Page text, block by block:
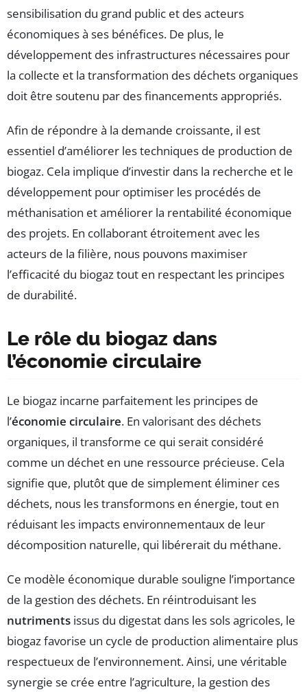
sensibilisation du grand public et des acteurs
économiques à ses bénéfices. De plus, le
développement des infrastructures nécessaires pour
la collecte et la transformation des déchets organiques
doit être soutenu par des financements appropriés.
Afin de répondre à la demande croissante, il est
essentiel d’améliorer les techniques de production de
biogaz. Cela implique d’investir dans la recherche et le
développement pour optimiser les procédés de
méthanisation et améliorer la rentabilité économique
des projets. En collaborant étroitement avec les
acteurs de la filière, nous pouvons maximiser
l’efficacité du biogaz tout en respectant les principes
de durabilité.
Le rôle du biogaz dans
l’économie circulaire
Le biogaz incarne parfaitement les principes de
l’économie circulaire. En valorisant des déchets
organiques, il transforme ce qui serait considéré
comme un déchet en une ressource précieuse. Cela
signifie que, plutôt que de simplement éliminer ces
déchets, nous les transformons en énergie, tout en
réduisant les impacts environnementaux de leur
décomposition naturelle, qui libérerait du méthane.
Ce modèle économique durable souligne l’importance
de la gestion des déchets. En réintroduisant les
nutriments issus du digestat dans les sols agricoles, le
biogaz favorise un cycle de production alimentaire plus
respectueux de l’environnement. Ainsi, une véritable
synergie se crée entre l’agriculture, la gestion des